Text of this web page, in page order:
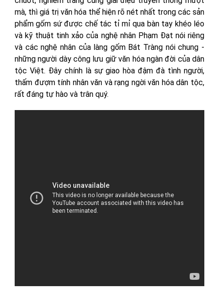
mà, thì giá trị văn hóa thể hiện rõ nét nhất trong các sản
phẩm gốm sứ được chế tác tỉ mỉ qua bàn tay khéo léo
và kỹ thuật tinh xảo của nghệ nhân Phạm Đạt nói riêng
và các nghệ nhân của làng gốm Bát Tràng nói chung -
những người dày công lưu giữ văn hóa ngàn đời của dân
tộc Việt. Đây chính là sự giao hòa đậm đà tình người,
thấm đượm tính nhân văn và rạng ngời văn hóa dân tộc,
rất đáng tự hào và trân quý.